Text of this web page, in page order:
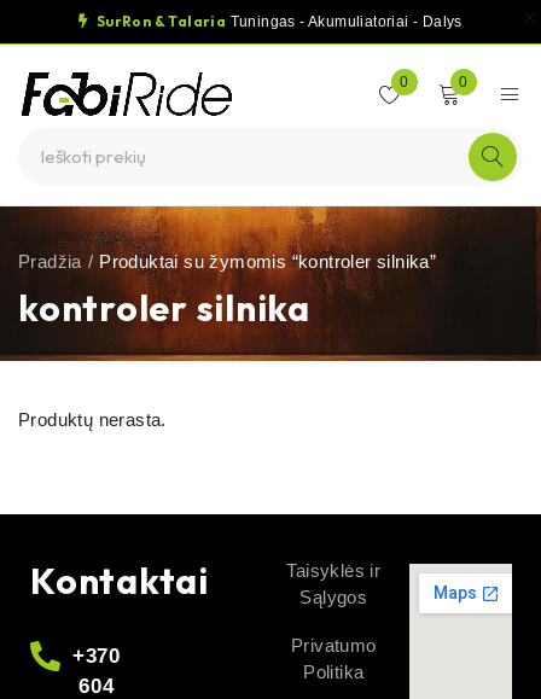
SurRon & Talaria Tuningas - Akumuliatoriai - Dalys
0 0
kontroler silnika
Pradžia / Produktai su žymomis “kontroler silnika”
Produktų nerasta.
Kontaktai
+370
604
Taisyklės ir
Sąlygos
Privatumo
Politika